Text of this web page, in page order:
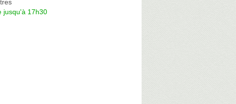
jusqu'à 17h30